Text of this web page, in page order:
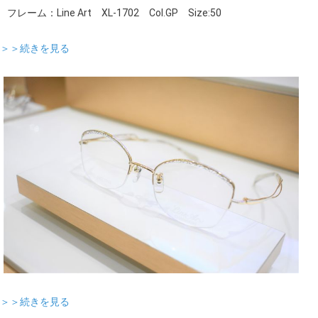
フレーム：Line Art XL-1702 Col.GP Size:50
＞＞続きを見る
＞＞続きを見る